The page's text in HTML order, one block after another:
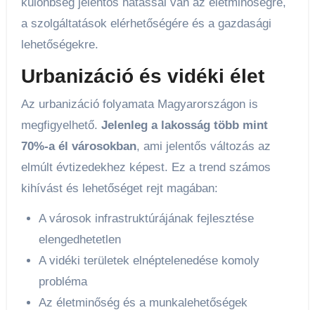
a szolgáltatások elérhetőségére és a gazdasági
lehetőségekre.
Urbanizáció és vidéki élet
Az urbanizáció folyamata Magyarországon is
megfigyelhető. Jelenleg a lakosság több mint
70%-a él városokban, ami jelentős változás az
elmúlt évtizedekhez képest. Ez a trend számos
kihívást és lehetőséget rejt magában:
A városok infrastruktúrájának fejlesztése
elengedhetetlen
A vidéki területek elnéptelenedése komoly
probléma
Az életminőség és a munkalehetőségek